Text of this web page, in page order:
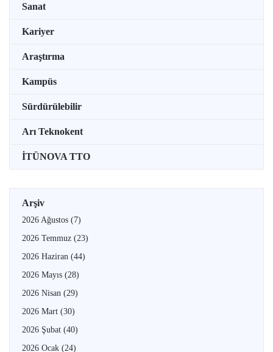
Sanat
Kariyer
Araştırma
Kampüs
Sürdürülebilir
Arı Teknokent
İTÜNOVA TTO
Arşiv
2026 Ağustos (7)
2026 Temmuz (23)
2026 Haziran (44)
2026 Mayıs (28)
2026 Nisan (29)
2026 Mart (30)
2026 Şubat (40)
2026 Ocak (24)